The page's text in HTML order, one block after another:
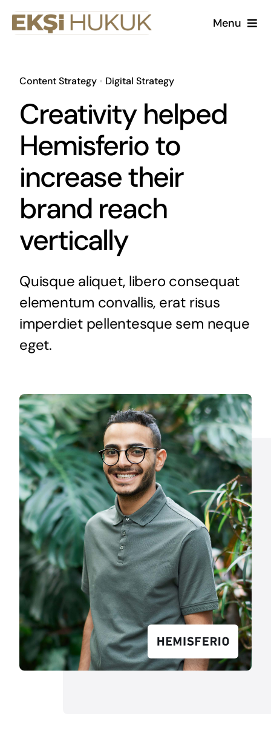
Skip
Menu
Kariyer
Makaleler
Content Strategy• Digital Strategy
Creativity helped
Hemisferio to
increase their
brand reach
vertically
Quisque aliquet, libero consequat
elementum convallis, erat risus
imperdiet pellentesque sem neque
eget.